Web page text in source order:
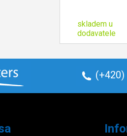
skladem u
dodavatele
(+420)